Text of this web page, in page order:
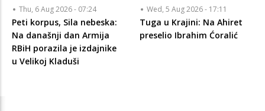
Thu, 6 Aug 2026 - 07:24
Peti korpus, Sila nebeska:
Na današnji dan Armija
RBiH porazila je izdajnike
u Velikoj Kladuši
Wed, 5 Aug 2026 - 17:11
Tuga u Krajini: Na Ahiret
preselio Ibrahim Ćoralić